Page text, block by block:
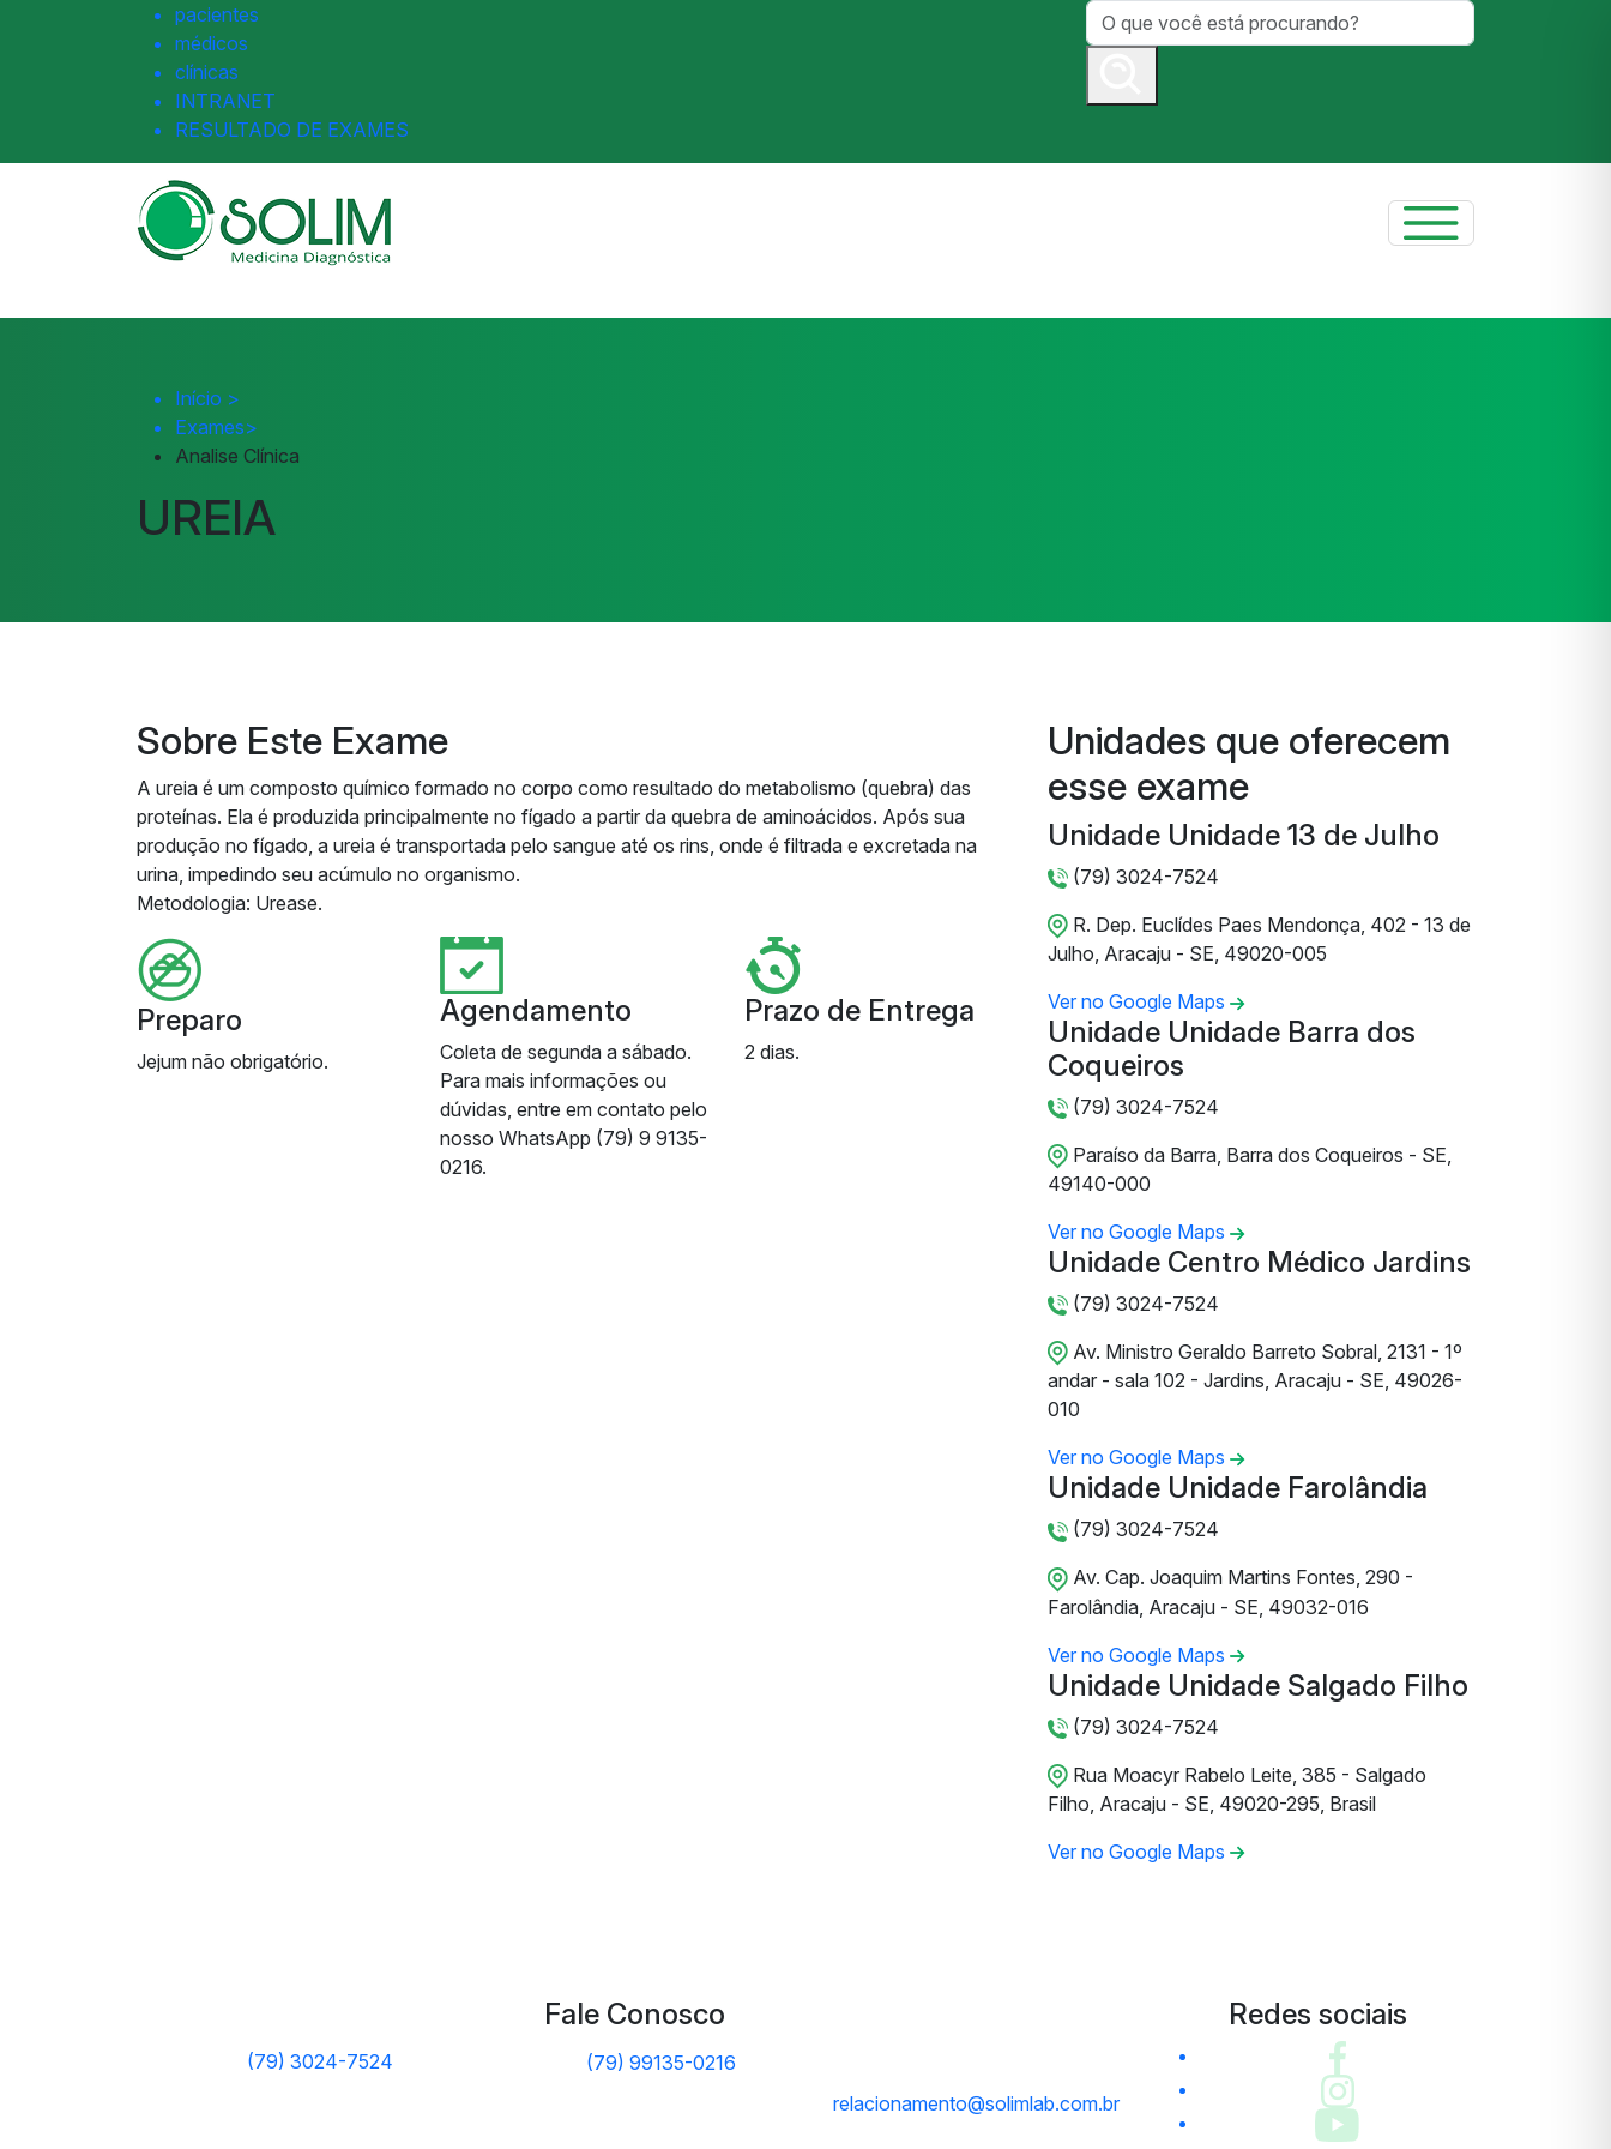
pacientes
médicos
clínicas
INTRANET
RESULTADO DE EXAMES
Início >
Exames>
Analise Clínica
UREIA
Sobre Este Exame
A ureia é um composto químico formado no corpo como resultado do metabolismo (quebra) das
proteínas. Ela é produzida principalmente no fígado a partir da quebra de aminoácidos. Após sua
produção no fígado, a ureia é transportada pelo sangue até os rins, onde é filtrada e excretada na
urina, impedindo seu acúmulo no organismo.
Metodologia: Urease.
Preparo
Jejum não obrigatório.
Agendamento
Coleta de segunda a sábado.
Para mais informações ou
dúvidas, entre em contato pelo
nosso WhatsApp (79) 9 9135-
0216.
Prazo de Entrega
2 dias.
Unidades que oferecem
esse exame
Unidade Unidade 13 de Julho
(79) 3024-7524
R. Dep. Euclídes Paes Mendonça, 402 - 13 de
Julho, Aracaju - SE, 49020-005
Ver no Google Maps
Unidade Unidade Barra dos
Coqueiros
(79) 3024-7524
Paraíso da Barra, Barra dos Coqueiros - SE,
49140-000
Ver no Google Maps
Unidade Centro Médico Jardins
(79) 3024-7524
Av. Ministro Geraldo Barreto Sobral, 2131 - 1º
andar - sala 102 - Jardins, Aracaju - SE, 49026-
010
Ver no Google Maps
Unidade Unidade Farolândia
(79) 3024-7524
Av. Cap. Joaquim Martins Fontes, 290 -
Farolândia, Aracaju - SE, 49032-016
Ver no Google Maps
Unidade Unidade Salgado Filho
(79) 3024-7524
Rua Moacyr Rabelo Leite, 385 - Salgado
Filho, Aracaju - SE, 49020-295, Brasil
Ver no Google Maps
Fale Conosco
(79) 3024-7524
(79) 99135-0216
relacionamento@solimlab.com.br
Redes sociais